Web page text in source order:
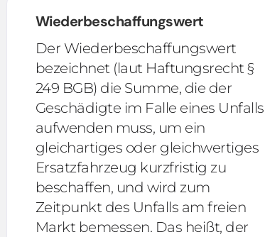
Wiederbeschaffungswert
Der Wiederbeschaffungswert
bezeichnet (laut Haftungsrecht §
249 BGB) die Summe, die der
Geschädigte im Falle eines Unfalls
aufwenden muss, um ein
gleichartiges oder gleichwertiges
Ersatzfahrzeug kurzfristig zu
beschaffen, und wird zum
Zeitpunkt des Unfalls am freien
Markt bemessen. Das heißt, der